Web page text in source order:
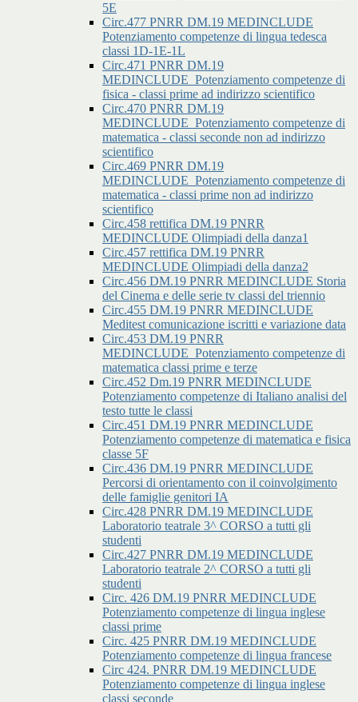
5E
Circ.477 PNRR DM.19 MEDINCLUDE
Potenziamento competenze di lingua tedesca
classi 1D-1E-1L
Circ.471 PNRR DM.19
MEDINCLUDE_Potenziamento competenze di
fisica - classi prime ad indirizzo scientifico
Circ.470 PNRR DM.19
MEDINCLUDE_Potenziamento competenze di
matematica - classi seconde non ad indirizzo
scientifico
Circ.469 PNRR DM.19
MEDINCLUDE_Potenziamento competenze di
matematica - classi prime non ad indirizzo
scientifico
Circ.458 rettifica DM.19 PNRR
MEDINCLUDE Olimpiadi della danza1
Circ.457 rettifica DM.19 PNRR
MEDINCLUDE Olimpiadi della danza2
Circ.456 DM.19 PNRR MEDINCLUDE Storia
del Cinema e delle serie tv classi del triennio
Circ.455 DM.19 PNRR MEDINCLUDE
Meditest comunicazione iscritti e variazione data
Circ.453 DM.19 PNRR
MEDINCLUDE_Potenziamento competenze di
matematica classi prime e terze
Circ.452 Dm.19 PNRR MEDINCLUDE
Potenziamento competenze di Italiano analisi del
testo tutte le classi
Circ.451 DM.19 PNRR MEDINCLUDE
Potenziamento competenze di matematica e fisica
classe 5F
Circ.436 DM.19 PNRR MEDINCLUDE
Percorsi di orientamento con il coinvolgimento
delle famiglie genitori IA
Circ.428 PNRR DM.19 MEDINCLUDE
Laboratorio teatrale 3^ CORSO a tutti gli
studenti
Circ.427 PNRR DM.19 MEDINCLUDE
Laboratorio teatrale 2^ CORSO a tutti gli
studenti
Circ. 426 DM.19 PNRR MEDINCLUDE
Potenziamento competenze di lingua inglese
classi prime
Circ. 425 PNRR DM.19 MEDINCLUDE
Potenziamento competenze di lingua francese
Circ 424. PNRR DM.19 MEDINCLUDE
Potenziamento competenze di lingua inglese
classi seconde